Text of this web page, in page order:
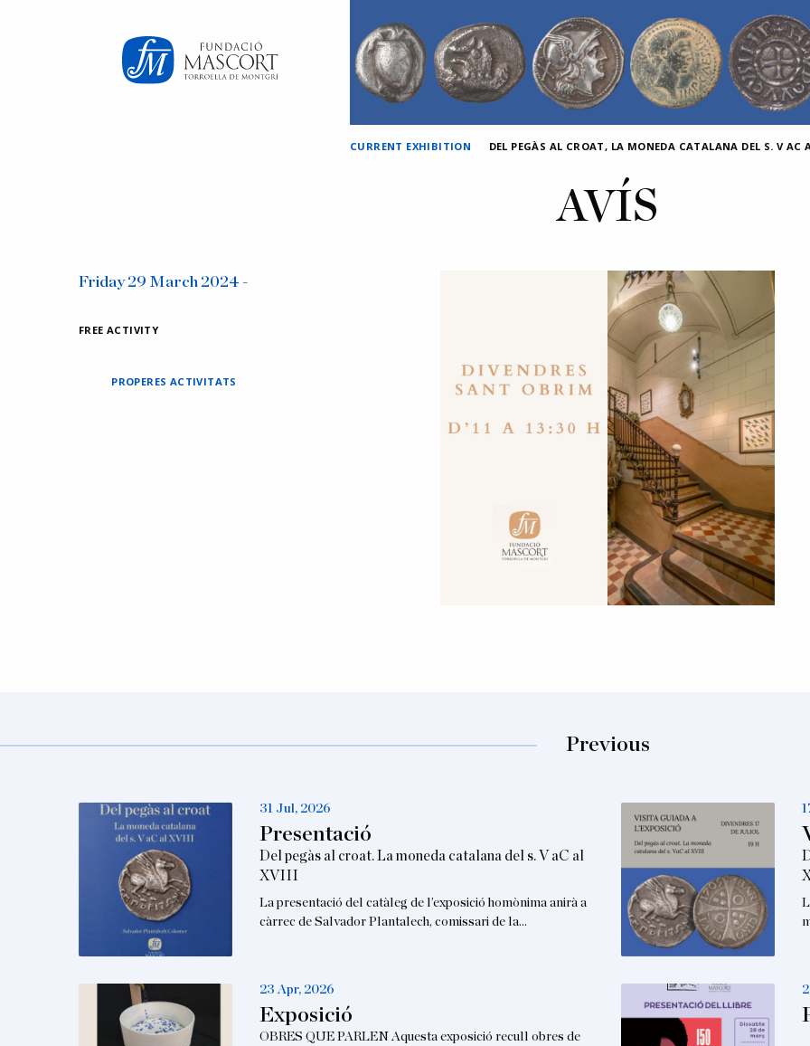
CURRENT EXHIBITION DEL PEGÀS AL CROAT, LA MONEDA CATALANA DEL S. V AC
AVÍS
Friday 29 March 2024 -
FREE ACTIVITY
PROPERES ACTIVITATS
Previous
31 Jul, 2026
Presentació
Del pegàs al croat. La moneda catalana del s. V aC al
XVIII
La presentació del catàleg de l’exposició homònima anirà a
càrrec de Salvador Plantalech, comissari de la…
23 Apr, 2026
Exposició
OBRES QUE PARLEN Aquesta exposició recull obres de